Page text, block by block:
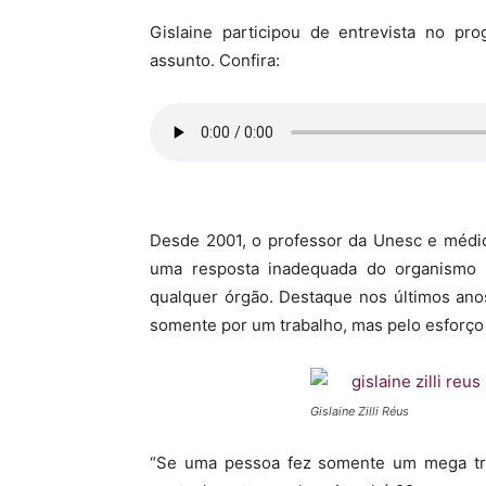
Gislaine participou de entrevista no
assunto. Confira:
Desde 2001, o professor da Unesc e
uma resposta inadequada do
qualquer órgão. Destaque nos últimos
somente por um trabalho, mas pelo
Gislaine Zilli Réus
“Se uma pessoa fez somente um mega